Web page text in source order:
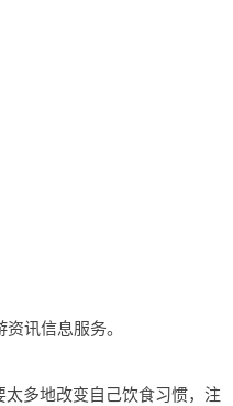
讯信息服务。
多地改变自己饮食习惯，注